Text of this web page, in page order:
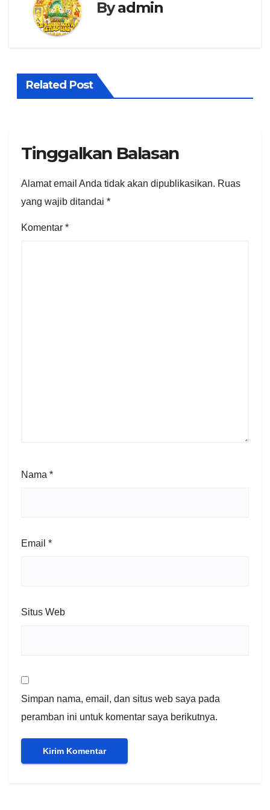
Byadmin
Related Post
Tinggalkan Balasan
Alamat email Anda tidak akan dipublikasikan. Ruas
yang wajib ditandai *
Komentar *
Nama *
Email *
Situs Web
Simpan nama, email, dan situs web saya pada
peramban ini untuk komentar saya berikutnya.